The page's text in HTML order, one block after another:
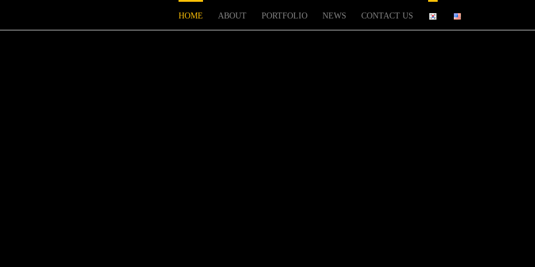
...
HOME ABOUT PORTFOLIO NEWS CONTACT US